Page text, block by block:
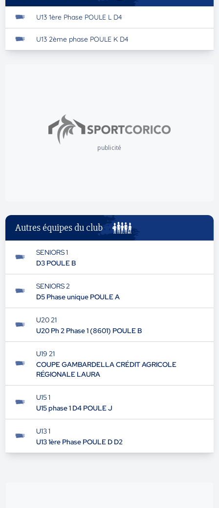
U13 1ère Phase POULE L D4
U13 2ème phase POULE K D4
publicité
Autres équipes du club
SENIORS 1
D3 POULE B
SENIORS 2
D5 Phase unique POULE A
U20 21
U20 Ph 2 Phase 1 (8601) POULE B
U19 21
COUPE GAMBARDELLA CRÉDIT AGRICOLE
RÉGIONALE LAURA
U15 1
U15 phase 1 D4 POULE J
U13 1
U13 1ère Phase POULE D D2